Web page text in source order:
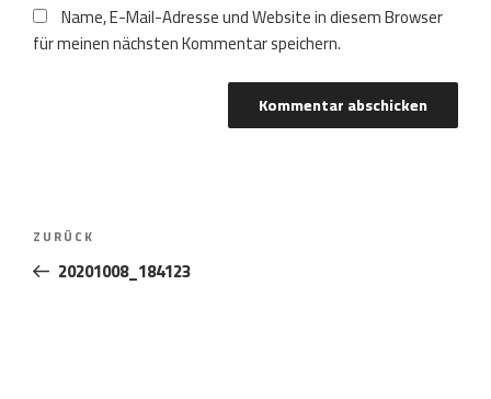
Name, E-Mail-Adresse und Website in diesem Browser
für meinen nächsten Kommentar speichern.
Beitragsnavigation
Vorheriger
Beitrag
ZURÜCK
20201008_184123